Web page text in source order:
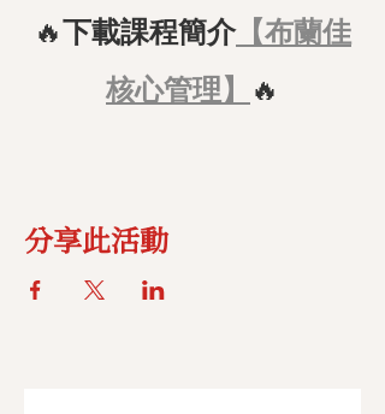
🔥下載課程簡介【布蘭佳
核心管理】 🔥
分享此活動